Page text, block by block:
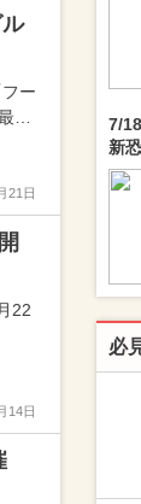
ー
…
21日
22
14日
7/
新
必